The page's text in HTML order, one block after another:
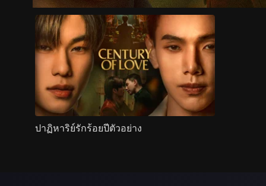
ปาฏิหาริย์รักร้อยปีตัวอย่าง